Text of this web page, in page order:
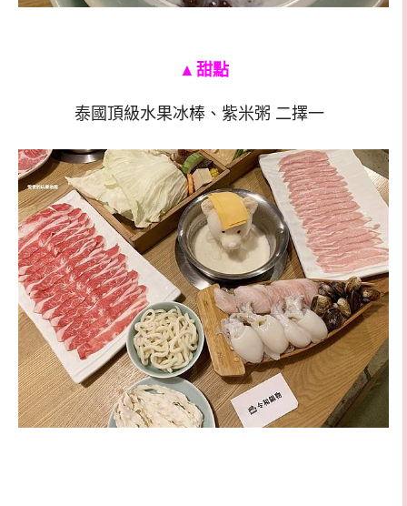
▲ 甜點
泰國頂級水果冰棒、紫米粥 二擇一